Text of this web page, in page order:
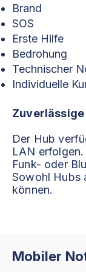
Brand
SOS
Erste Hilfe
Bedrohung
Technischer
Individuelle
Der Hub
LAN
Funk- oder
Sowohl Hubs
können.
Mobiler